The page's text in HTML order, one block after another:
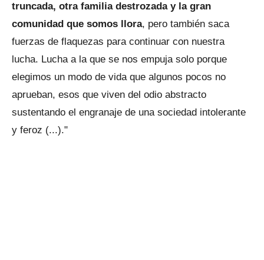
truncada, otra familia destrozada y la gran
comunidad que somos llora, pero también saca
fuerzas de flaquezas para continuar con nuestra
lucha. Lucha a la que se nos empuja solo porque
elegimos un modo de vida que algunos pocos no
aprueban, esos que viven del odio abstracto
sustentando el engranaje de una sociedad intolerante
y feroz (...)."